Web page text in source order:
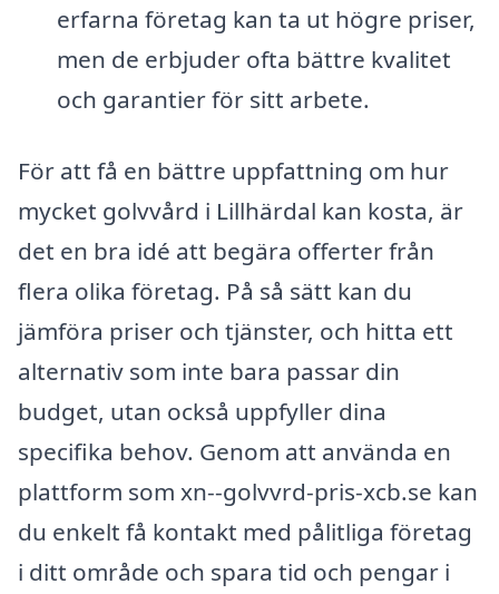
erfarna företag kan ta ut högre priser,
men de erbjuder ofta bättre kvalitet
och garantier för sitt arbete.
För att få en bättre uppfattning om hur
mycket golvvård i Lillhärdal kan kosta, är
det en bra idé att begära offerter från
flera olika företag. På så sätt kan du
jämföra priser och tjänster, och hitta ett
alternativ som inte bara passar din
budget, utan också uppfyller dina
specifika behov. Genom att använda en
plattform som xn--golvvrd-pris-xcb.se kan
du enkelt få kontakt med pålitliga företag
i ditt område och spara tid och pengar i